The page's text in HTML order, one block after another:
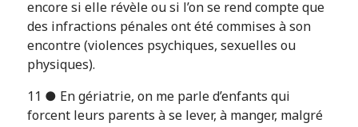
encore si elle révèle ou si l’on se rend compte que
des infractions pénales ont été commises à son
encontre (violences psychiques, sexuelles ou
physiques).
11 ● En gériatrie, on me parle d’enfants qui
forcent leurs parents à se lever, à manger, malgré